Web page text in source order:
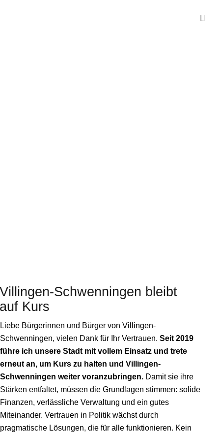
Villingen-Schwenningen bleibt
auf Kurs
Liebe Bürgerinnen und Bürger von Villingen-
Schwenningen, vielen Dank für Ihr Vertrauen. Seit 2019
führe ich unsere Stadt mit vollem Einsatz und trete
erneut an, um Kurs zu halten und Villingen-
Schwenningen weiter voranzubringen. Damit sie ihre
Stärken entfaltet, müssen die Grundlagen stimmen: solide
Finanzen, verlässliche Verwaltung und ein gutes
Miteinander. Vertrauen in Politik wächst durch
pragmatische Lösungen, die für alle funktionieren. Kein